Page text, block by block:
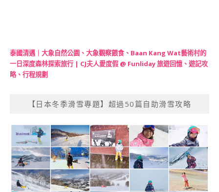
泰國清邁｜大象自然公園、大象觀察餵食、Baan Kang Wat藝術村的
一日深度森林探索旅行 | CJ夫人愛度假 @ Funliday 旅遊回憶、遊記攻
略、行程規劃
【日本冬季滑雪專題】超過50篇自助滑雪攻略